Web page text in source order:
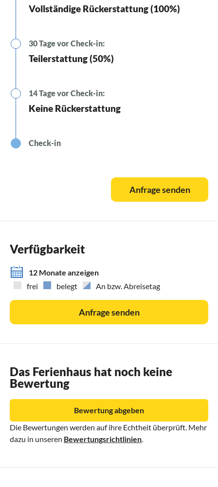
Vollständige Rückerstattung (100%)
30 Tage vor Check-in:
Teilerstattung (50%)
14 Tage vor Check-in:
Keine Rückerstattung
Check-in
Anfrage senden
Verfügbarkeit
12 Monate anzeigen
frei
belegt An bzw. Abreisetag
Anfrage senden
Das Ferienhaus hat noch keine
Bewertung
Die Bewertungen werden auf ihre Echtheit überprüft. Mehr
dazu in unseren Bewertungsrichtlinien
Bewertung abgeben